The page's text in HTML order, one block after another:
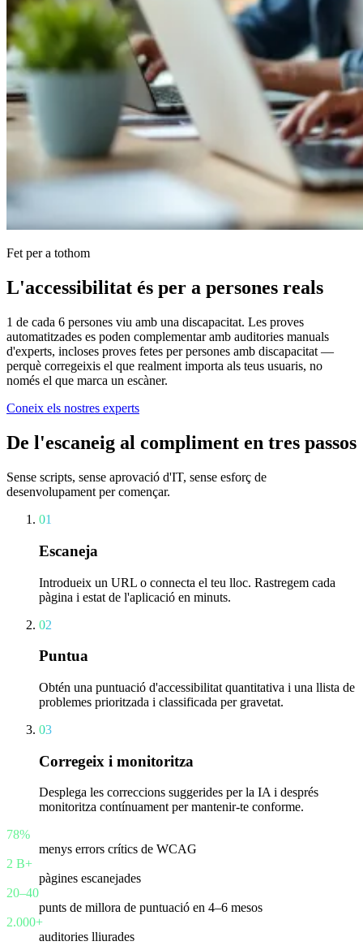
Fet per a tothom
L'accessibilitat és per a persones reals
1 de cada 6 persones viu amb una discapacitat. Les proves
automatitzades es poden complementar amb auditories manuals
d'experts, incloses proves fetes per persones amb discapacitat —
perquè corregeixis el que realment importa als teus usuaris, no
només el que marca un escàner.
Coneix els nostres experts
De l'escaneig al compliment en tres passos
Sense scripts, sense aprovació d'IT, sense esforç de
desenvolupament per començar.
01
Escaneja
Introdueix un URL o connecta el teu lloc. Rastregem cada
pàgina i estat de l'aplicació en minuts.
02
Puntua
Obtén una puntuació d'accessibilitat quantitativa i una llista de
problemes prioritzada i classificada per gravetat.
03
Corregeix i monitoritza
Desplega les correccions suggerides per la IA i després
monitoritza contínuament per mantenir-te conforme.
78%
menys errors crítics de WCAG
2 B+
pàgines escanejades
20–40
punts de millora de puntuació en 4–6 mesos
2.000+
auditories lliurades